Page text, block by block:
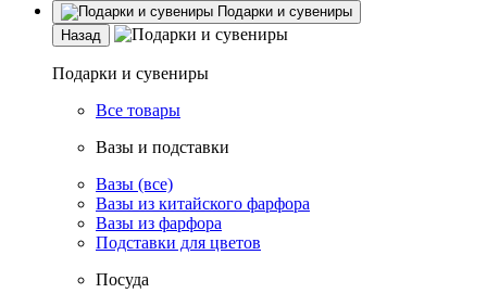
Подарки и сувениры
Назад
Подарки и сувениры
Все товары
Вазы и подставки
Вазы (все)
Вазы из китайского фарфора
Вазы из фарфора
Подставки для цветов
Посуда